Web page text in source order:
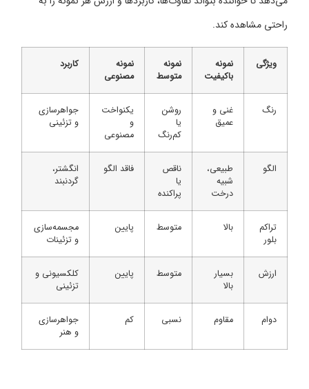
راحتی مشاهده کند.
ویژگی
نمونه
باکیفیت
نمونه
متوسط
نمونه
مصنوعی
کاربرد
رنگ
غنی و
عمیق
روشن
یا
کم‌رنگ
یکنواخت
و
مصنوعی
جواهرسازی
و تزئینی
الگو
طبیعی،
شبیه
درخت
ناقص
یا
پراکنده
فاقد الگو
انگشتر،
گردنبند
تراکم
بلور
بالا متوسط پایین
مجسمه‌سازی
و تزئینات
ارزش
بسیار
بالا
متوسط پایین
کلکسیونی و
تزئینی
دوام مقاوم نسبی کم
جواهرسازی
و هنر